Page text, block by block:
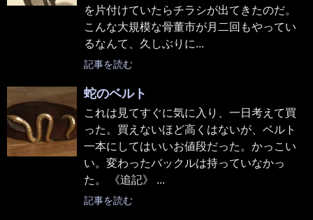
を片付けていたらチラシが出てきたのだ。
こんな大規模な骨董市が月二回もやってい
るなんて、久しぶりに...
記事を読む
蛇のベルト
これは見てすぐに気に入り、一日考えて買
った。買えないほど高くはないが、ベルト
一本にしてはいいお値段だった。かっこい
い。変わったバックルは持っていなかっ
た。 《追記》 ...
記事を読む